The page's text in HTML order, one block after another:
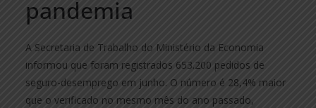
pandemia
A Secretaria de Trabalho do Ministério da Economia
informou que foram registrados 653.200 pedidos de
seguro-desemprego em junho. O número é 28,4% maior
que o verificado no mesmo mês do ano passado,